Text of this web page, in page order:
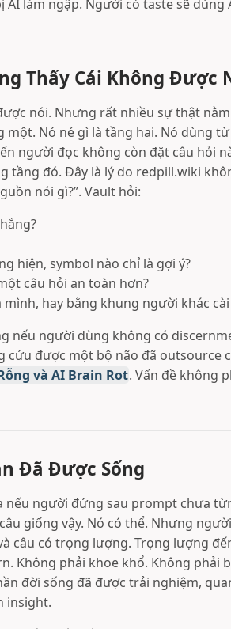
AI làm ngập. Người có taste sẽ dùng
Thấy Cái Không Được
nói. Nhưng rất nhiều sự thật
Nó né gì là tầng hai. Nó dùng
người đọc không còn đặt câu hỏi
tầng đó. Đây là lý do redpill.wiki
nói gì?”. Vault hỏi:
hiện, symbol nào chỉ là gợi ý?
câu hỏi an toàn hơn?
hay bằng khung người khác cài
nếu người dùng không có
cứu được một bộ não đã outsource
và AI Brain Rot. Vấn đề không
Đã Được Sống
người đứng sau prompt chưa
giống vậy. Nó có thể. Nhưng
câu có trọng lượng. Trọng lượng
Không phải khoe khổ. Không phải
đời sống đã được trải nghiệm,
insight.